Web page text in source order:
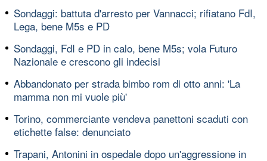
Sondaggi: battuta d'arresto per Vannacci; rifiatano FdI,
Lega, bene M5s e PD
Sondaggi, FdI e PD in calo, bene M5s; vola Futuro
Nazionale e crescono gli indecisi
Abbandonato per strada bimbo rom di otto anni: 'La
mamma non mi vuole più'
Torino, commerciante vendeva panettoni scaduti con
etichette false: denunciato
Trapani, Antonini in ospedale dopo un'aggressione in